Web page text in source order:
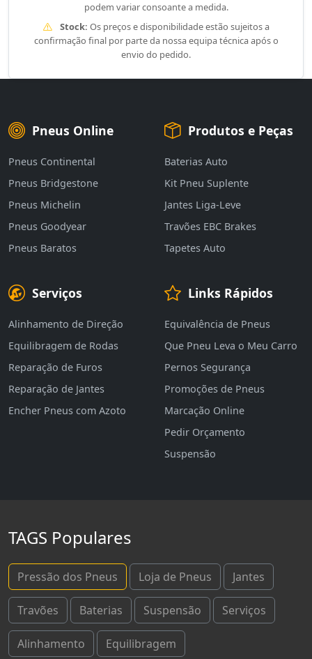
podem variar consoante a medida.
Stock: Os preços e disponibilidade estão sujeitos a
confirmação final por parte da nossa equipa técnica após o
envio do pedido.
Pneus Online
Pneus Continental
Pneus Bridgestone
Pneus Michelin
Pneus Goodyear
Pneus Baratos
Produtos e Peças
Baterias Auto
Kit Pneu Suplente
Jantes Liga-Leve
Travões EBC Brakes
Tapetes Auto
Serviços
Alinhamento de Direção
Equilibragem de Rodas
Reparação de Furos
Reparação de Jantes
Encher Pneus com Azoto
Links Rápidos
Equivalência de Pneus
Que Pneu Leva o Meu Carro
Pernos Segurança
Promoções de Pneus
Marcação Online
Pedir Orçamento
Suspensão
TAGS Populares
Pressão dos Pneus Loja de Pneus Jantes
Travões Baterias Suspensão Serviços
Alinhamento Equilibragem